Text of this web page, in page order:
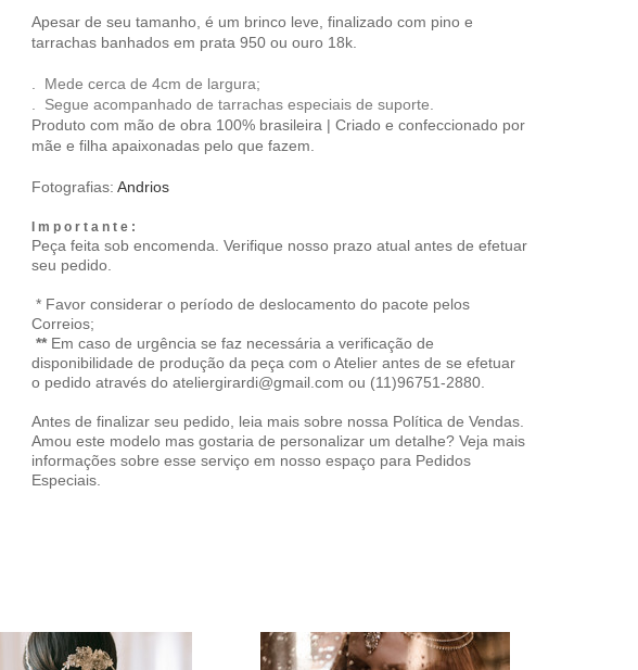
Apesar de seu tamanho, é um brinco leve, finalizado com pino e
tarrachas banhados em prata 950 ou ouro 18k.
. Mede cerca de 4cm de largura;
. Segue acompanhado de tarrachas especiais de suporte.
Produto com mão de obra 100% brasileira | Criado e confeccionado por
mãe e filha apaixonadas pelo que fazem.
Fotografias: Andrios
I m p o r t a n t e :
Peça feita sob encomenda. Verifique nosso prazoatual antes de efetuar
seu pedido.
* Favor considerar o período de deslocamento do pacote pelos
Correios;
** Em caso de urgência se faz necessária a verificação de
disponibilidade de produção da peça com o Atelier antes de se efetuar
o pedido através do ateliergirardi@gmail.com ou (11)96751-2880.
Antes de finalizar seu pedido, leia mais sobre nossa Política de Vendas.
Amou este modelo mas gostaria de personalizar um detalhe? Veja mais
informações sobre esse serviço em nosso espaço para Pedidos
Especiais.